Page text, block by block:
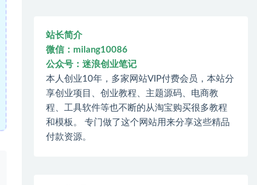
站长简介
微信：milang10086
公众号：迷浪创业笔记
本人创业10年，多家网站VIP付费会员，本站分
享创业项目、创业教程、主题源码、电商教
程、工具软件等也不断的从淘宝购买很多教程
和模板。 专门做了这个网站用来分享这些精品
付款资源。